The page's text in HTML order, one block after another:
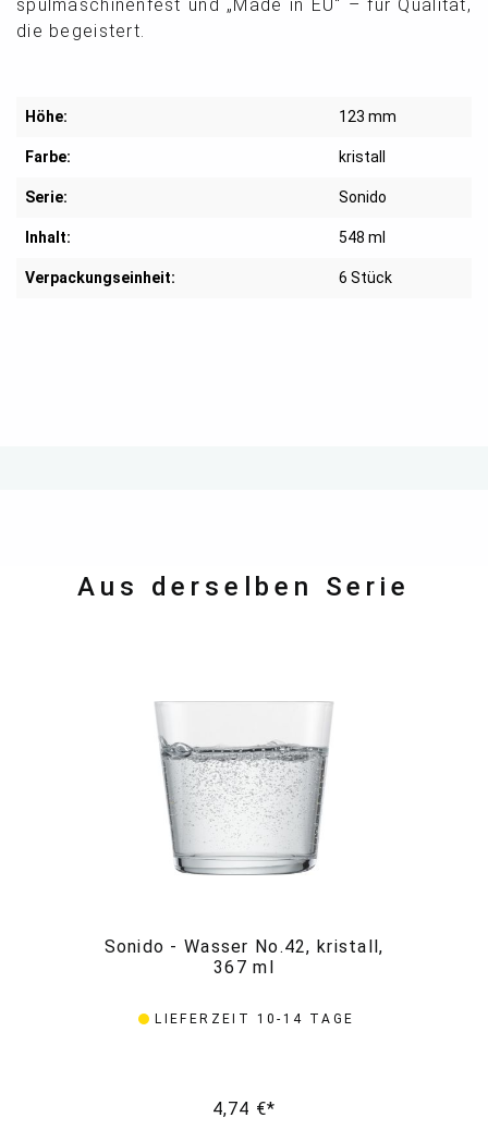
spülmaschinenfest und „Made in EU“ – für Qualität,
die begeistert.
Höhe: 123 mm
Farbe: kristall
Serie: Sonido
Inhalt: 548 ml
Verpackungseinheit: 6 Stück
Aus derselben Serie
Sonido - Wasser No.42, kristall,
367 ml
LIEFERZEIT 10-14 TAGE
4,74 €*